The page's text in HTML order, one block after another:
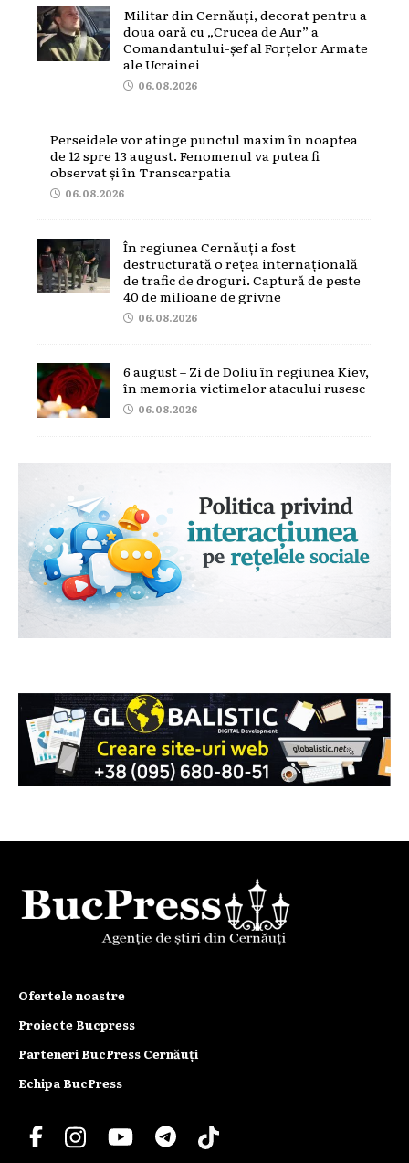
Militar din Cernăuți, decorat pentru a
doua oară cu „Crucea de Aur” a
Comandantului-șef al Forțelor Armate
ale Ucrainei
06.08.2026
Perseidele vor atinge punctul maxim în noaptea
de 12 spre 13 august. Fenomenul va putea fi
observat și în Transcarpatia
06.08.2026
În regiunea Cernăuți a fost
destructurată o rețea internațională
de trafic de droguri. Captură de peste
40 de milioane de grivne
06.08.2026
6 august – Zi de Doliu în regiunea Kiev,
în memoria victimelor atacului rusesc
06.08.2026
Ofertele noastre
Proiecte Bucpress
Parteneri BucPress Cernăuți
Echipa BucPress